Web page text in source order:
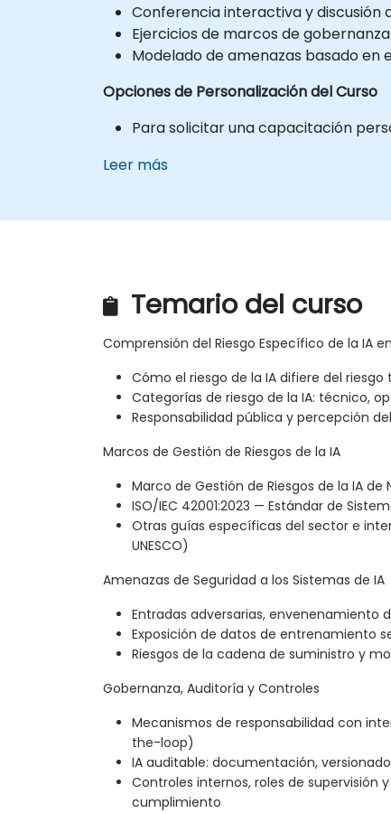
Conferencia interactiva y discusión
Ejercicios de marcos de
Modelado de amenazas basado en
Opciones de Personalización del Curso
Para solicitar una capacitación
Leer más
Temario del curso
Comprensión del Riesgo Específico de la IA
Cómo el riesgo de la IA difiere del
Categorías de riesgo de la IA: técnico,
Responsabilidad pública y percepción
Marcos de Gestión de Riesgos de la IA
Marco de Gestión de Riesgos de la IA de
ISO/IEC 42001:2023 — Estándar de
Otras guías específicas del sector e
UNESCO)
Amenazas de Seguridad a los Sistemas de IA
Entradas adversarias, envenenamiento
Exposición de datos de entrenamiento
Riesgos de la cadena de suministro y
Gobernanza, Auditoría y Controles
Mecanismos de responsabilidad con
the-loop)
IA auditable: documentación,
Controles internos, roles de supervisión
cumplimiento